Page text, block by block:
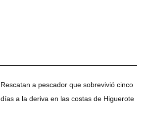
Rescatan a pescador que sobrevivió cinco
días a la deriva en las costas de Higuerote